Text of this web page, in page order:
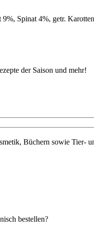
9%, Spinat 4%, getr.
der Saison und mehr!
Büchern sowie
bestellen?